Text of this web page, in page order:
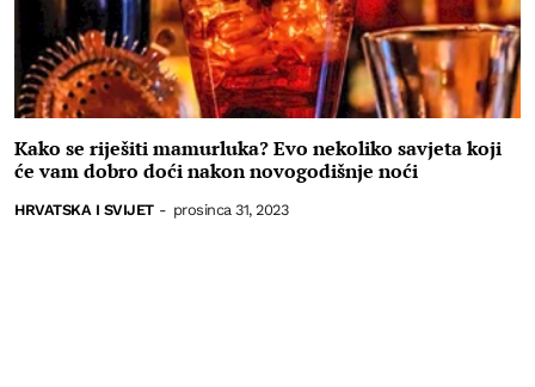
Kako se riješiti mamurluka? Evo nekoliko savjeta koji
će vam dobro doći nakon novogodišnje noći
HRVATSKA I SVIJET - prosinca 31, 2023